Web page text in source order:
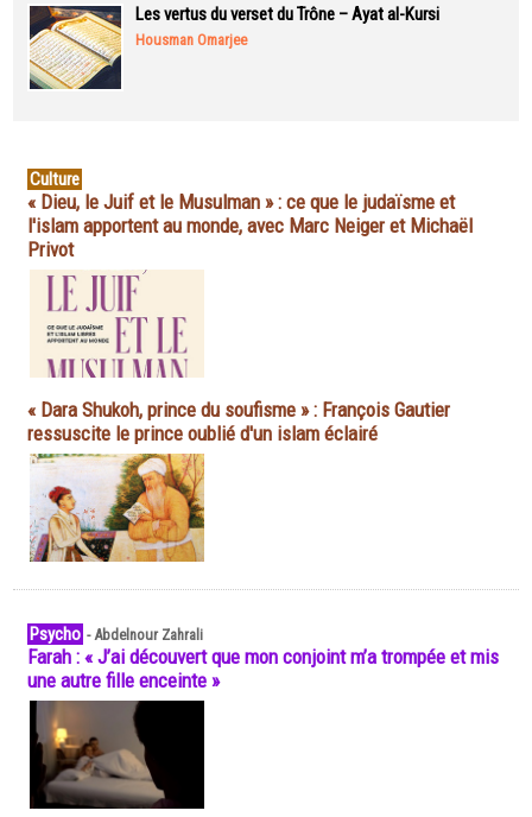
Les vertus du verset du Trône – Ayat al-Kursi
Housman Omarjee
Culture
« Dieu, le Juif et le Musulman » : ce que le judaïsme et
l'islam apportent au monde, avec Marc Neiger et Michaël
Privot
« Dara Shukoh, prince du soufisme » : François Gautier
ressuscite le prince oublié d'un islam éclairé
Psycho -Abdelnour Zahrali
Farah : « J’ai découvert que mon conjoint m’a trompée et mis
une autre fille enceinte »